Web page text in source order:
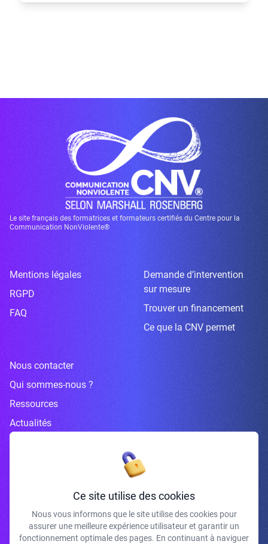
Le site français des formatrices et formateurs certifiés du Centre pour la
Communication NonViolente®
Mentions légales
RGPD
FAQ
Demande d’intervention
sur mesure
Trouver un financement
Ce que la CNV permet
Nous contacter
Qui sommes-nous ?
Ressources
Actualités
Inscrivez-vous à la newsletter
J'accepte de recevoir vos e-mails et confirme avoir pris connaissance de
Ce site utilise des cookies
Nous vous informons que le site utilise des cookies pour
assurer une meilleure expérience utilisateur et garantir un
fonctionnement optimale des pages. En continuant à naviguer